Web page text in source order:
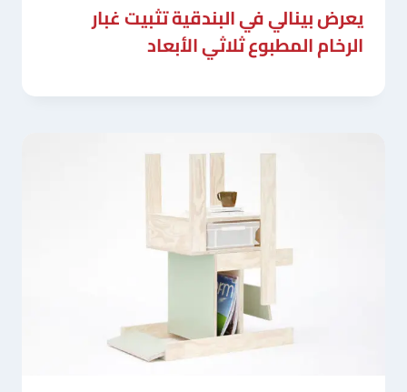
يعرض بينالي في البندقية تثبيت غبار
الرخام المطبوع ثلاثي الأبعاد